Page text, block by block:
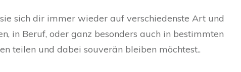
sich dir immer wieder auf verschiedenste Art und
in Beruf, oder ganz besonders auch in bestimmten
teilen und dabei souverän bleiben möchtest..